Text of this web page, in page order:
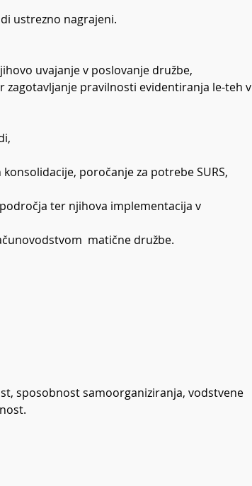
ustrezno nagrajeni.
uvajanje v poslovanje družbe,
pravilnosti evidentiranja le‑teh v
poročanje za potrebe SURS,
ter njihova implementacija v
matične družbe.
sposobnost samoorganiziranja, vodstvene